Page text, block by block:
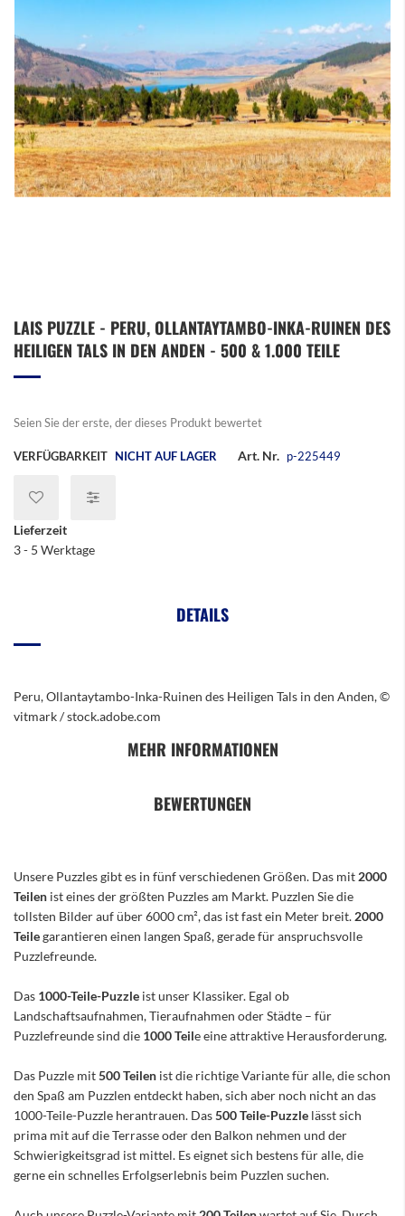
Anfang
der
LAIS PUZZLE - PERU, OLLANTAYTAMBO-INKA-RUINEN DES
HEILIGEN TALS IN DEN ANDEN - 500 & 1.000 TEILE
Seien Sie der erste, der dieses Produkt bewertet
VERFÜGBARKEIT NICHT AUF LAGER Art. Nr. p-225449
Lieferzeit
3 - 5 Werktage
DETAILS
Peru, Ollantaytambo-Inka-Ruinen des Heiligen Tals in den Anden, ©
vitmark / stock.adobe.com
MEHR INFORMATIONEN
BEWERTUNGEN
Unsere Puzzles gibt es in fünf verschiedenen Größen. Das mit 2000
Teilen ist eines der größten Puzzles am Markt. Puzzlen Sie die
tollsten Bilder auf über 6000 cm², das ist fast ein Meter breit. 2000
Teilegarantieren einen langen Spaß, gerade für anspruchsvolle
Puzzlefreunde.
Das 1000-Teile-Puzzle ist unser Klassiker. Egal ob
Landschaftsaufnahmen, Tieraufnahmen oder Städte – für
Puzzlefreunde sind die 1000 Teile eine attraktive Herausforderung.
Das Puzzle mit500 Teilen ist die richtige Variante für alle, die schon
den Spaß am Puzzlen entdeckt haben, sich aber noch nicht an das
1000-Teile-Puzzle herantrauen. Das500 Teile-Puzzle lässt sich
prima mit auf die Terrasse oder den Balkon nehmen und der
Schwierigkeitsgrad ist mittel. Es eignet sich bestens für alle, die
gerne ein schnelles Erfolgserlebnis beim Puzzlen suchen.